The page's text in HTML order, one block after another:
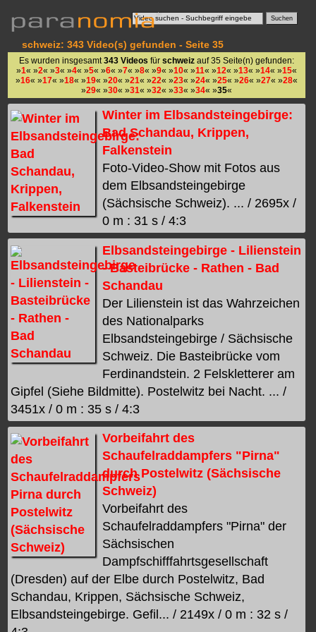
schweiz: 343 Video(s) gefunden - Seite 35
Es wurden insgesamt 343 Videos für schweizauf 35 Seite(n) gefunden:
»1« »2« »3« »4« »5« »6« »7« »8« »9« »10« »11« »12« »13« »14« »15«
»16« »17« »18« »19« »20« »21« »22« »23« »24« »25« »26« »27« »28«
»29« »30« »31« »32« »33« »34« »35«
Winter im Elbsandsteingebirge:
Bad Schandau, Krippen,
Falkenstein
Foto-Video-Show mit Fotos aus
dem Elbsandsteingebirge
(Sächsische Schweiz). ... / 2695x /
0 m : 31 s / 4:3
Elbsandsteingebirge - Lilienstein
- Basteibrücke - Rathen - Bad
Schandau
Der Lilienstein ist das Wahrzeichen
des Nationalparks
Elbsandsteingebirge / Sächsische
Schweiz. Die Basteibrücke vom
Ferdinandstein. 2 Felskletterer am
Gipfel (Siehe Bildmitte). Postelwitz bei Nacht. ... /
3451x / 0 m : 35 s / 4:3
Vorbeifahrt des
Schaufelraddampfers "Pirna"
durch Postelwitz (Sächsische
Schweiz)
Vorbeifahrt des
Schaufelraddampfers "Pirna" der
Sächsischen
Dampfschifffahrtsgesellschaft
(Dresden) auf der Elbe durch Postelwitz, Bad
Schandau, Krippen, Sächsische Schweiz,
Elbsandsteingebirge. Gefil... / 2149x / 0 m : 32 s /